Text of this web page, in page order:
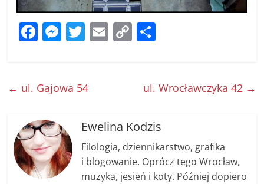
F
e
o
o
k
M
e
g
er
T
er
E C
n
k
e
← ul. Gajowa 54 ul. Wrocławczyka 42 →
Ewelina Kodzis
Filologia, dziennikarstwo, grafika
i blogowanie. Oprócz tego Wrocław,
muzyka, jesień i koty. Później dopiero